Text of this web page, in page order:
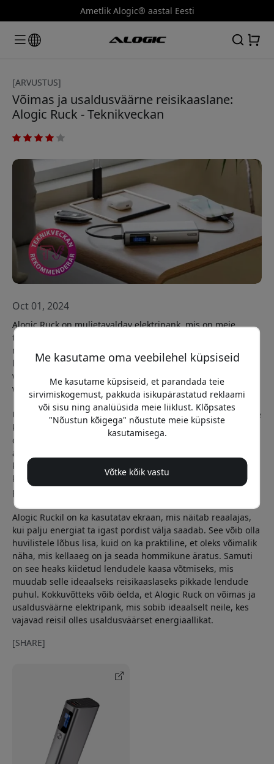
Ametlik Alogic® aastal Eesti
[ARVUSTUS]
Võimas ja usaldusväärne reisikaaslane:
Alogic Ruck - Teknikveckan
Oct 01, 2024
Alogic Ruck on muljetavaldav elektripank, mis on meie
testides osutunud asendamatuks reisikaaslaseks. 20 000
mAh aku ja 130 vati koguvõimsus võimaldavad kiirelt ja
lihtsalt laadida nii mobiiltelefoni kui ka arvutit. See on
varustatud kahe USB-C pordi ja ühe USB-A pordiga, mis
võimaldab laadida korraga mitut seadet.
Üks Alogic Rucki kõige muljetavaldavamaid omadusi on selle
kompaktne disain. Hoolimata suurest aku mahutavusest ei
ole see eriti suur ja mahukas, vaid sellel on stiilne
alumiiniumist korpus, mis tundub esmaklassiline. See
kaalub 485 grammi, mis on veidi üle iPhone 15 Pro Maxi,
kuid meie arvates on see seda väärt, et saab pikalt ilma
pistikupesata hakkama.
Alogic Ruckil on ka kasutatav ekraan, mis näitab reaalajas,
kui palju energiat ta igast pordist välja saadab. See võib olla
huvilistele lõbus lisa, kuid on ka praktiline, et oleks võimalik
näha, mis kellaaeg on ja seada hommikune äratus. Samuti
on see heaks kiidetud lendudele kaasa võtmiseks, mis
muudab selle ideaalseks reisikaaslaseks pikkade lendude
puhul. Kokkuvõtteks võib öelda, et Alogic Ruck on võimas ja
usaldusväärne elektripank, mis sobib ideaalselt neile, kes
vajavad reisil olles usaldusväärset energiaallikat.
[SHARE]
Me kasutame oma veebilehel küpsiseid
Me kasutame küpsiseid, et parandada teie
sirvimiskogemust, pakkuda isikupärastatud reklaami
või sisu ning analüüsida meie liiklust. Klõpsates
"Nõustun kõigega" nõustute meie küpsiste
kasutamisega.
Võtke kõik vastu